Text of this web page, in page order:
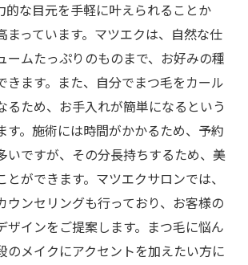
的な目元を手軽に叶えられることか
まっています。マツエクは、自然な仕
ームたっぷりのものまで、お好みの種
きます。また、自分でまつ毛をカール
るため、お手入れが簡単になるという
す。施術には時間がかかるため、予約
いですが、その分長持ちするため、美
とができます。マツエクサロンでは、
ウンセリングも行っており、お客様の
ザインをご提案します。まつ毛に悩ん
のメイクにアクセントを加えたい方に